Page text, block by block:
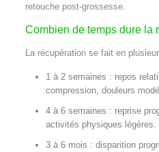
retouche post-grossesse.
Combien de temps dure la
La récupération se fait en
1 à 2 semaines : repos
compression, douleurs
4 à 6 semaines : reprise
activités physiques légères.
3 à 6 mois : disparition